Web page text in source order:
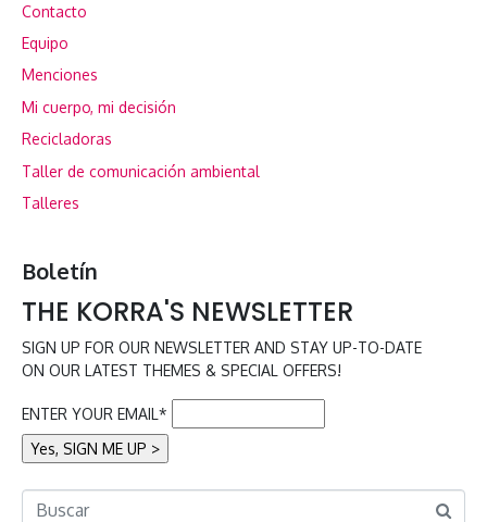
Contacto
Equipo
Menciones
Mi cuerpo, mi decisión
Recicladoras
Taller de comunicación ambiental
Talleres
Boletín
THE KORRA'S NEWSLETTER
SIGN UP FOR OUR NEWSLETTER AND STAY UP-TO-DATE
ON OUR LATEST THEMES & SPECIAL OFFERS!
ENTER YOUR EMAIL*